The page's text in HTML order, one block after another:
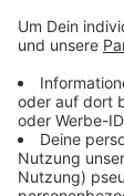
Frau
wurden